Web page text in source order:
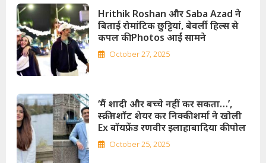
Hrithik Roshan और Saba Azad ने
बिताई रोमांटिक छुट्टियां, बेवर्ली हिल्स से
कपल की Photos आईं सामने
October 27, 2025
‘मैं शादी और बच्चे नहीं कर सकता…’,
स्क्रीनशॉट शेयर कर निक्‍की शर्मा ने खोली
Ex बॉयफ्रेंड रणवीर इलाहाबादिया की पोल
October 25, 2025